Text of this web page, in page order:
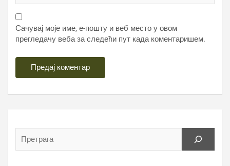
Сачувај моје име, е-пошту и веб место у овом
прегледачу веба за следећи пут када коментаришем.